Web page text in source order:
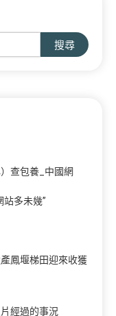
搜尋
查包養_中國網
多未幾”
鳳堰梯田迎來收獲
經過的事況